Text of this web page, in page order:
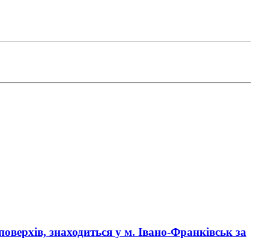
знаходиться у м. Івано-Франківськ за